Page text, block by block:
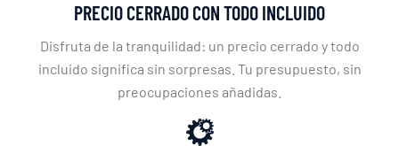
PRECIO CERRADO CON TODO INCLUIDO
Disfruta de la tranquilidad: un precio cerrado y todo
incluido significa sin sorpresas. Tu presupuesto, sin
preocupaciones añadidas.